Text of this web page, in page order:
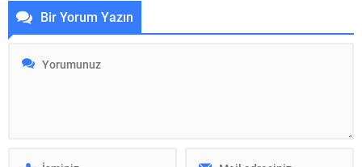
temsil ederken, onları çıkarmak,
bir tür yükten kurtulma veya yeni
bir yola girme isteğini ifade
edebilir. Düşünsenize, günün
yorgunluğundan sonra
Bir Yorum Yazın